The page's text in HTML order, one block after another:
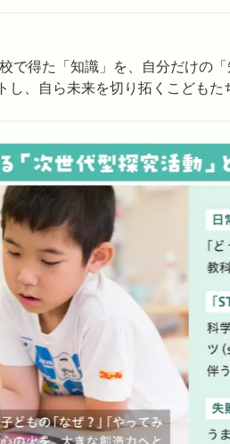
得た「知識」を、自分だけの「
、自ら未来を切り拓くこどもた